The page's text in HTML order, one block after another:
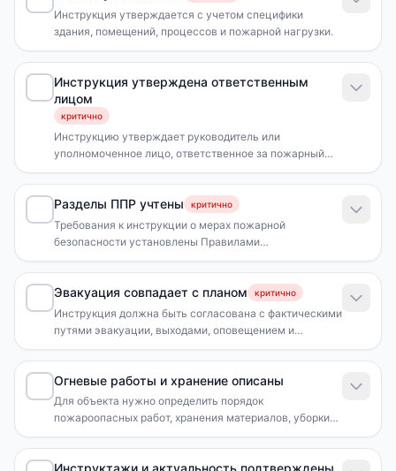
Инструкция утверждается с учетом специфики
здания, помещений, процессов и пожарной нагрузки.
Инструкция утверждена ответственным
лицом
критично
Инструкцию утверждает руководитель или
уполномоченное лицо, ответственное за пожарный
режим на объекте.
Разделы ППР учтены критично
Требования к инструкции о мерах пожарной
безопасности установлены Правилами
противопожарного режима.
Эвакуация совпадает с планом критично
Инструкция должна быть согласована с фактическими
путями эвакуации, выходами, оповещением и
действиями персонала.
Огневые работы и хранение описаны
Для объекта нужно определить порядок
пожароопасных работ, хранения материалов, уборки
отходов и отключения оборудования.
Инструктажи и актуальность подтверждены